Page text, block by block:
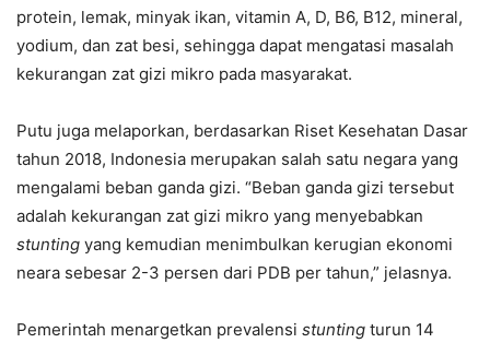
protein, lemak, minyak ikan, vitamin A, D, B6, B12, mineral,
yodium, dan zat besi, sehingga dapat mengatasi masalah
kekurangan zat gizi mikro pada masyarakat.
Putu juga melaporkan, berdasarkan Riset Kesehatan Dasar
tahun 2018, Indonesia merupakan salah satu negara yang
mengalami beban ganda gizi. “Beban ganda gizi tersebut
adalah kekurangan zat gizi mikro yang menyebabkan
stunting yang kemudian menimbulkan kerugian ekonomi
neara sebesar 2-3 persen dari PDB per tahun,” jelasnya.
Pemerintah menargetkan prevalensi stunting turun 14